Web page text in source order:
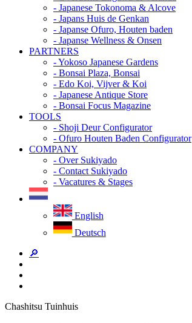
- Japanese Tokonoma & Alcove
- Japans Huis de Genkan
- Japanse Ofuro, Houten baden
- Japanse Wellness & Onsen
PARTNERS
- Yokoso Japanese Gardens
- Bonsai Plaza, Bonsai
- Edo Koi, Vijver & Koi
- Japanese Antique Store
- Bonsai Focus Magazine
TOOLS
- Shoji Deur Configurator
- Ofuro Houten Baden Configurator
COMPANY
- Over Sukiyado
- Contact Sukiyado
- Vacatures & Stages
English
Deutsch
🔎
Chashitsu Tuinhuis